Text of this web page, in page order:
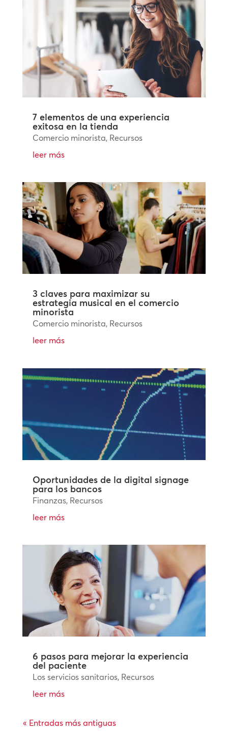
7 elementos de una experiencia
exitosa en la tienda
Comercio minorista, Recursos
leer más
3 claves para maximizar su
estrategia musical en el comercio
minorista
Comercio minorista, Recursos
leer más
Oportunidades de la digital signage
para los bancos
Finanzas, Recursos
leer más
6 pasos para mejorar la experiencia
del paciente
Los servicios sanitarios, Recursos
leer más
« Entradas más antiguas